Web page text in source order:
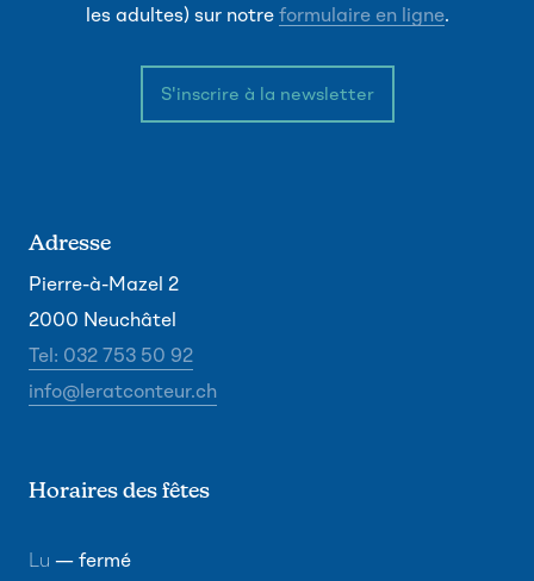
les adultes) sur notre formulaire en ligne.
S'inscrire à la newsletter
Adresse
Pierre-à-Mazel 2
2000 Neuchâtel
Tel: 032 753 50 92
info@leratconteur.ch
Horaires des fêtes
Lu — fermé